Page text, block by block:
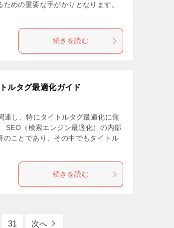
めの重要な手がかりとなります。
続きを読む
ルタグ最適化ガイド
連し、特にタイトルタグ最適化に焦
SEO（検索エンジン最適化）の内部
ことであり、その中でもタイトル
続きを読む
31 次へ